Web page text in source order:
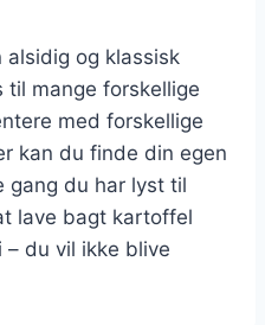
alsidig og klassisk
til mange forskellige
med forskellige
kan du finde din egen
du har lyst til
lave bagt kartoffel
– du vil ikke blive